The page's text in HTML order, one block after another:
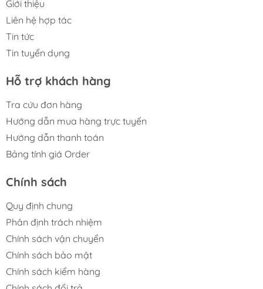
Giới thiệu
Liên hệ hợp tác
Tin tức
Tin tuyển dụng
Hỗ trợ khách hàng
Tra cứu đơn hàng
Hướng dẫn mua hàng trực tuyến
Hướng dẫn thanh toán
Bảng tính giá Order
Chính sách
Quy định chung
Phân định trách nhiệm
Chính sách vận chuyển
Chính sách bảo mật
Chính sách kiểm hàng